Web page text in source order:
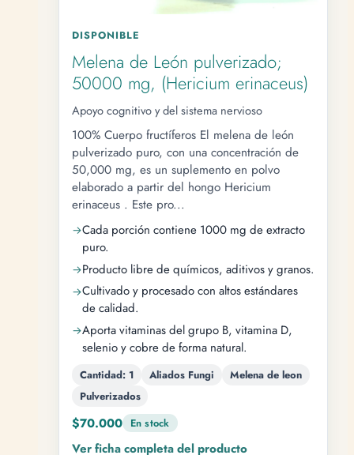
DISPONIBLE
Melena de León pulverizado;
50000 mg, (Hericium erinaceus)
Apoyo cognitivo y del sistema nervioso
100% Cuerpo fructíferos El melena de león
pulverizado puro, con una concentración de
50,000 mg, es un suplemento en polvo
elaborado a partir del hongo Hericium
erinaceus . Este pro...
Cada porción contiene 1000 mg de extracto
puro.
Producto libre de químicos, aditivos y granos.
Cultivado y procesado con altos estándares
de calidad.
Aporta vitaminas del grupo B, vitamina D,
selenio y cobre de forma natural.
Cantidad: 1 Aliados Fungi
Melena de leon
Pulverizados
$70.000 En stock
Ver ficha completa del producto